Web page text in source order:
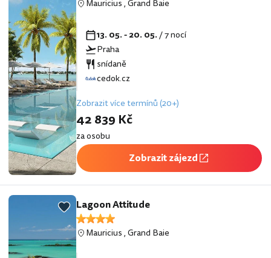
Mauricius,Grand Baie
13. 05. - 20. 05./ 7 nocí
Praha
snídaně
cedok.cz
Zobrazit více termínů (20+)
42 839 Kč
za osobu
Zobrazit zájezd
Lagoon Attitude
Mauricius,Grand Baie